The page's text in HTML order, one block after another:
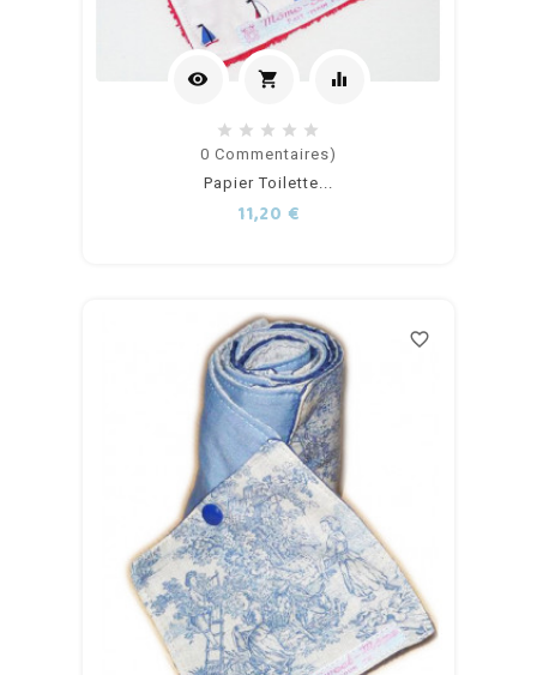
visibility shopping_cart
Ajouter
au
equalizer
0 Commentaires)
Papier Toilette...
11,20 €
favorite_border